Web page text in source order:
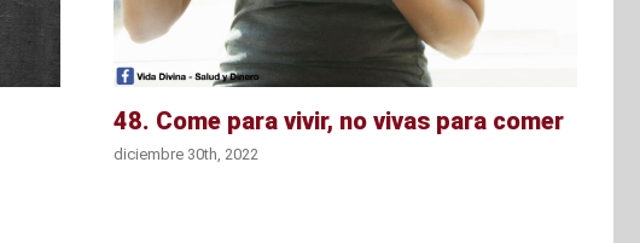
48. Come para vivir, no vivas para comer
diciembre 30th, 2022